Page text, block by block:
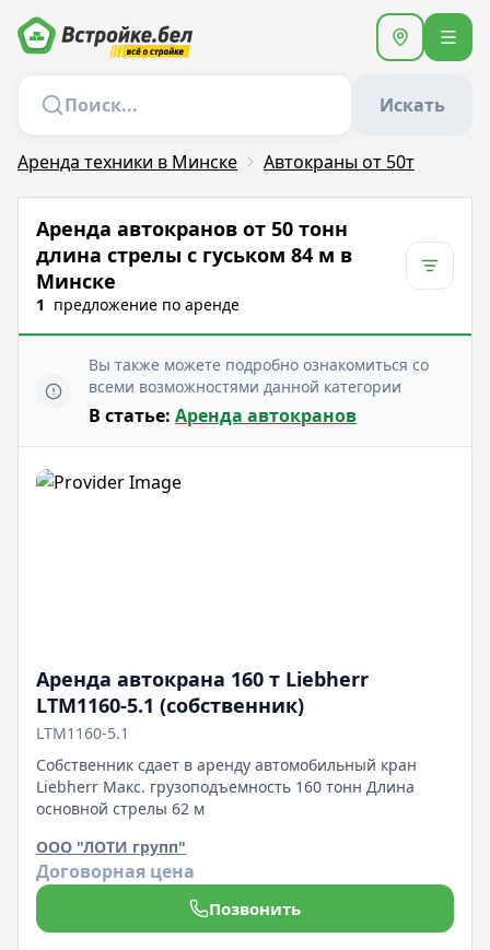
Искать
Аренда техники в Минске Автокраны от 50т
Аренда автокранов от 50 тонн
длина стрелы с гуськом 84 м в
Минске
1 предложение по аренде
Вы также можете подробно ознакомиться со
всеми возможностями данной категории
В статье: Аренда автокранов
Аренда автокрана 160 т Liebherr
LTM1160-5.1 (собственник)
LTM1160-5.1
Собственник сдает в аренду автомобильный кран
Liebherr Макс. грузоподъемность 160 тонн Длина
основной стрелы 62 м
ООО "ЛОТИ групп"
Договорная цена
Позвонить